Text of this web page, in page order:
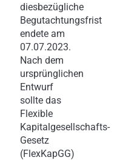
diesbezügliche
Begutachtungsfrist
endete am
07.07.2023.
Nach dem
ursprünglichen
Entwurf
sollte das
Flexible
Kapitalgesellschafts-
Gesetz
(FlexKapGG)